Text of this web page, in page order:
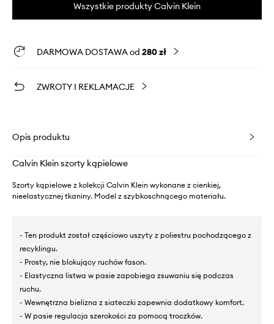
Wszystkie produkty Calvin Klein
DARMOWA DOSTAWA od 280 zł
ZWROTY I REKLAMACJE
Opis produktu
Calvin Klein szorty kąpielowe
Szorty kąpielowe z kolekcji Calvin Klein wykonane z cienkiej,
nieelastycznej tkaniny. Model z szybkoschnącego materiału.
- Ten produkt został częściowo uszyty z poliestru pochodzącego z
recyklingu.
- Prosty, nie blokujący ruchów fason.
- Elastyczna listwa w pasie zapobiega zsuwaniu się podczas
ruchu.
- Wewnętrzna bielizna z siateczki zapewnia dodatkowy komfort.
- W pasie regulacja szerokości za pomocą troczków.